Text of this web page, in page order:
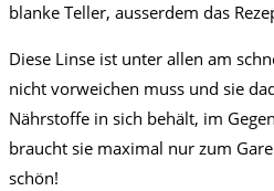
blanke Teller, ausserdem das
Diese Linse ist unter allen am
nicht vorweichen muss und sie
Nährstoffe in sich behält, im
braucht sie maximal nur zum
schön!